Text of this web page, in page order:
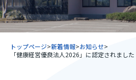
トップページ>新着情報>お知らせ>
「健康経営優良法人2026」に認定されました